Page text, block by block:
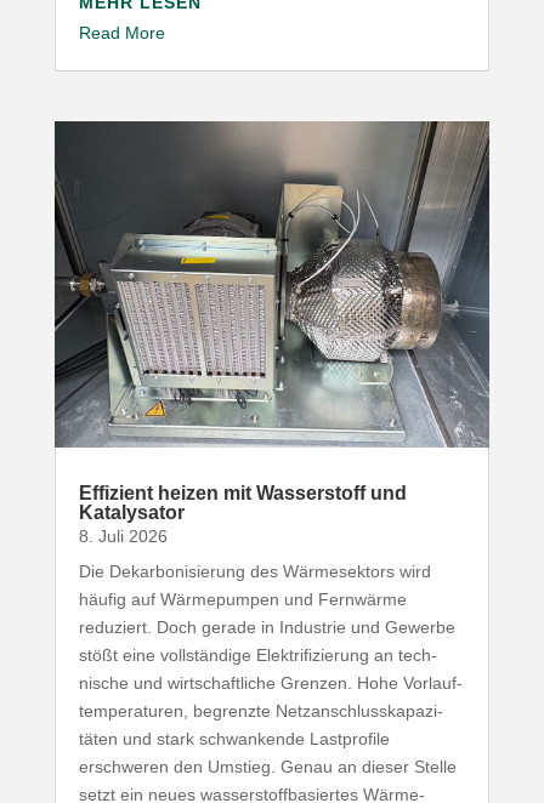
Read More
Effizient heizen mit Wasser­stoff und
Katalysator
8. Juli 2026
Die Dekar­bo­ni­sierung des Wärme­sektors wird
häufig auf Wärme­pumpen und Fernwärme
reduziert. Doch gerade in Industrie und Gewerbe
stößt eine voll­ständige Elek­tri­fi­zierung an tech­
nische und wirt­schaft­liche Grenzen. Hohe Vorlauf­
tem­pe­ra­turen, begrenzte Netz­an­schluss­ka­pa­zi­
täten und stark schwan­kende Last­profile
erschweren den Umstieg. Genau an dieser Stelle
setzt ein neues wasser­stoff­ba­siertes Wärme­